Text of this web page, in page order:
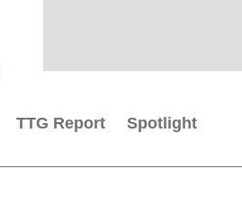
TTG Report Spotlight